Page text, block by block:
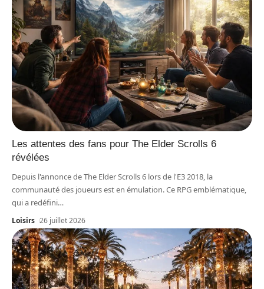
Les attentes des fans pour The Elder Scrolls 6
révélées
Depuis l'annonce de The Elder Scrolls 6 lors de l'E3 2018, la
communauté des joueurs est en émulation. Ce RPG emblématique,
qui a redéfini…
Loisirs 26 juillet 2026